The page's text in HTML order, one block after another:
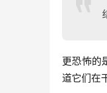
更恐怖的
道它们在